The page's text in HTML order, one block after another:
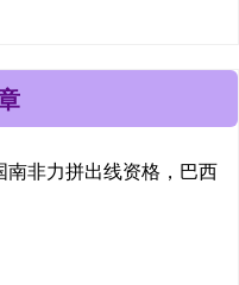
非力拼出线资格，巴西